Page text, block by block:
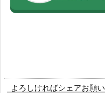
よろしければシェアお願